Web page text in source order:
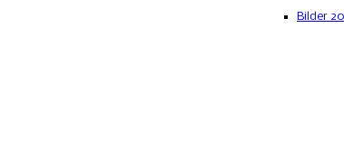
Bilder